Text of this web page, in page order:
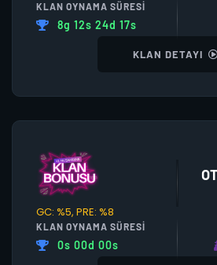
KLAN OYNAMA SÜRESI
8g 12s 24d 17s
KLAN DETAYI
GC: %5, PRE: %8
KLAN OYNAMA SÜRESI
0s 00d 00s